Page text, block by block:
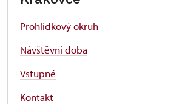
Prohlídkový okruh
Návštěvní doba
Vstupné
Kontakt